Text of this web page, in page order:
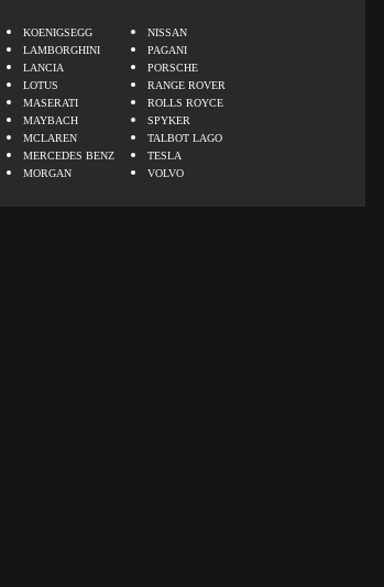
KOENIGSEGG
LAMBORGHINI
LANCIA
LOTUS
MASERATI
MAYBACH
MCLAREN
MERCEDES BENZ
MORGAN
NISSAN
PAGANI
PORSCHE
RANGE ROVER
ROLLS ROYCE
SPYKER
TALBOT LAGO
TESLA
VOLVO